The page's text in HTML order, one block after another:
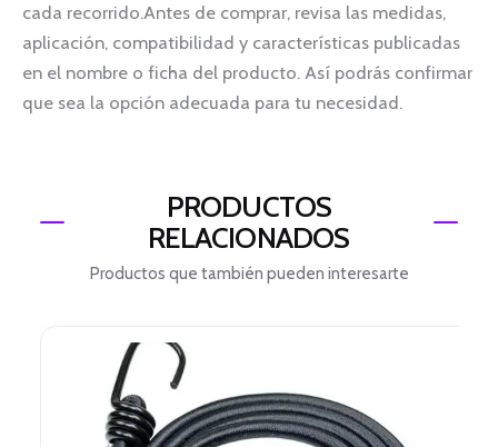
cada recorrido.Antes de comprar, revisa las medidas,
aplicación, compatibilidad y características publicadas
en el nombre o ficha del producto. Así podrás confirmar
que sea la opción adecuada para tu necesidad.
PRODUCTOS
RELACIONADOS
Productos que también pueden interesarte